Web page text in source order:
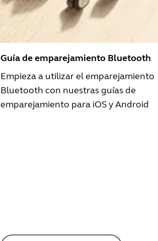
Guía de emparejamiento Bluetooth
Empieza a utilizar el emparejamiento
Bluetooth con nuestras guías de
emparejamiento para iOS y Android